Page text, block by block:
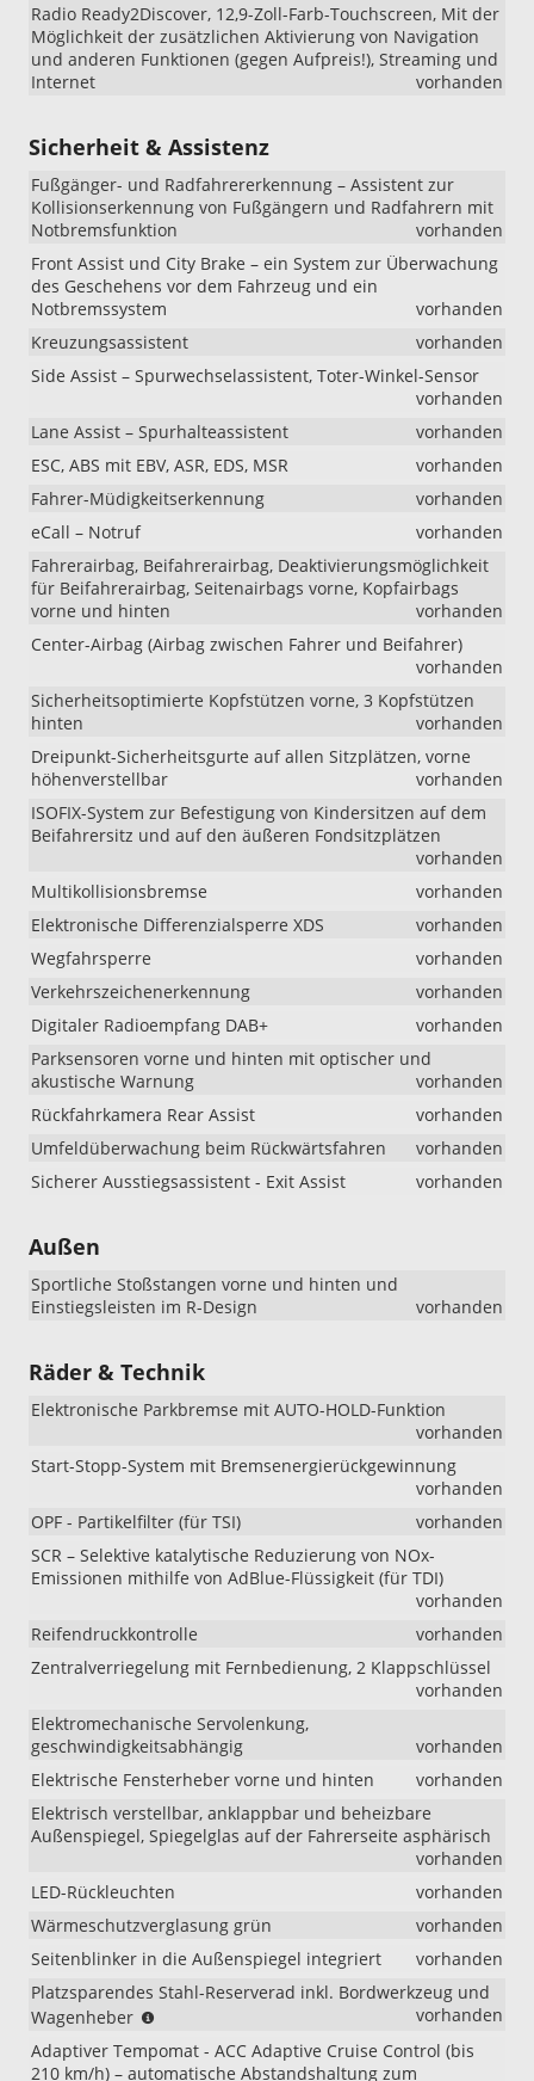
Radio Ready2Discover, 12,9-Zoll-Farb-Touchscreen, Mit der
Möglichkeit der zusätzlichen Aktivierung von Navigation
und anderen Funktionen (gegen Aufpreis!), Streaming und
Internet
vorhanden
Sicherheit & Assistenz
Fußgänger- und Radfahrererkennung – Assistent zur
Kollisionserkennung von Fußgängern und Radfahrern mit
Notbremsfunktion
vorhanden
Front Assist und City Brake – ein System zur Überwachung
des Geschehens vor dem Fahrzeug und ein
Notbremssystem
vorhanden
Kreuzungsassistent
vorhanden
Side Assist – Spurwechselassistent, Toter-Winkel-Sensor
vorhanden
Lane Assist – Spurhalteassistent
vorhanden
ESC, ABS mit EBV, ASR, EDS, MSR
vorhanden
Fahrer-Müdigkeitserkennung
vorhanden
eCall – Notruf
vorhanden
Fahrerairbag, Beifahrerairbag, Deaktivierungsmöglichkeit
für Beifahrerairbag, Seitenairbags vorne, Kopfairbags
vorne und hinten
vorhanden
Center-Airbag (Airbag zwischen Fahrer und Beifahrer)
vorhanden
Sicherheitsoptimierte Kopfstützen vorne, 3 Kopfstützen
hinten
vorhanden
Dreipunkt-Sicherheitsgurte auf allen Sitzplätzen, vorne
höhenverstellbar
vorhanden
ISOFIX-System zur Befestigung von Kindersitzen auf dem
Beifahrersitz und auf den äußeren Fondsitzplätzen
vorhanden
Multikollisionsbremse
vorhanden
Elektronische Differenzialsperre XDS
vorhanden
Wegfahrsperre
vorhanden
Verkehrszeichenerkennung
vorhanden
Digitaler Radioempfang DAB+
vorhanden
Parksensoren vorne und hinten mit optischer und
akustische Warnung
vorhanden
Rückfahrkamera Rear Assist
vorhanden
Umfeldüberwachung beim Rückwärtsfahren
vorhanden
Sicherer Ausstiegsassistent - Exit Assist
vorhanden
Außen
Sportliche Stoßstangen vorne und hinten und
Einstiegsleisten im R-Design
vorhanden
Räder & Technik
Elektronische Parkbremse mit AUTO-HOLD-Funktion
vorhanden
Start-Stopp-System mit Bremsenergierückgewinnung
vorhanden
OPF - Partikelfilter (für TSI)
vorhanden
SCR – Selektive katalytische Reduzierung von NOx-
Emissionen mithilfe von AdBlue-Flüssigkeit (für TDI)
vorhanden
Reifendruckkontrolle
vorhanden
Zentralverriegelung mit Fernbedienung, 2 Klappschlüssel
vorhanden
Elektromechanische Servolenkung,
geschwindigkeitsabhängig
vorhanden
Elektrische Fensterheber vorne und hinten
vorhanden
Elektrisch verstellbar, anklappbar und beheizbare
Außenspiegel, Spiegelglas auf der Fahrerseite asphärisch
vorhanden
LED-Rückleuchten
vorhanden
Wärmeschutzverglasung grün
vorhanden
Seitenblinker in die Außenspiegel integriert
vorhanden
Platzsparendes Stahl-Reserverad inkl. Bordwerkzeug und
Wagenheber
mit
vorhanden
Adaptiver Tempomat - ACC Adaptive Cruise Control (bis
210 km/h) – automatische Abstandshaltung zum